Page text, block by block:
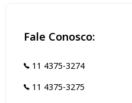
Fale Conosco:
11 4375-3274
11 4375-3275